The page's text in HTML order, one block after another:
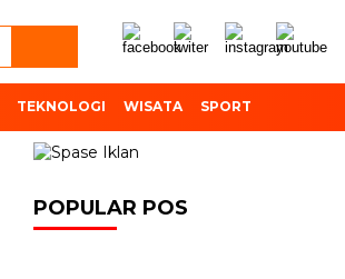
TEKNOLOGI WISATA SPORT
POPULAR POS